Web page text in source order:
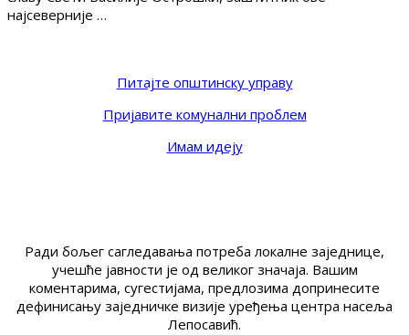
најсеверније …
Питајте општинску управу
Пријавите комунални проблем
Имам идеју
Ради бољег сагледавања потреба локалне заједнице,
учешће јавности је од великог значаја. Вашим
коментарима, сугестијама, предлозима допринесите
дефинисању заједничке визије уређења центра насеља
Лепосавић.